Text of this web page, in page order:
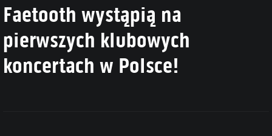
Faetooth wystąpią na
pierwszych klubowych
koncertach w Polsce!